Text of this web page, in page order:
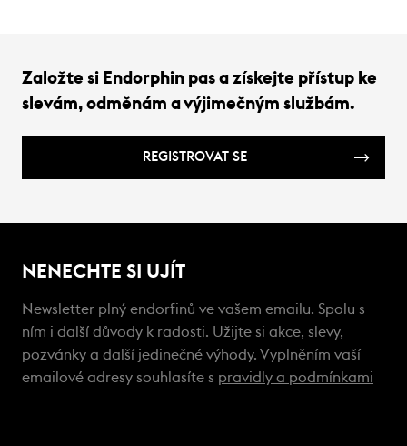
Založte si Endorphin pas a získejte přístup ke
slevám, odměnám a výjimečným službám.
REGISTROVAT SE
NENECHTE SI UJÍT
Newsletter plný endorfinů ve vašem emailu. Spolu s
ním i další důvody k radosti. Užijte si akce, slevy,
pozvánky a další jedinečné výhody. Vyplněním vaší
emailové adresy souhlasíte s pravidly a podmínkami